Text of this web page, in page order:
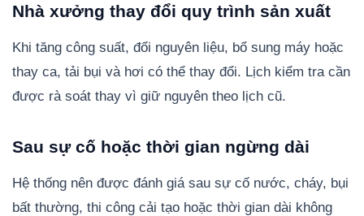
Nhà xưởng thay đổi quy trình sản xuất
Khi tăng công suất, đổi nguyên liệu, bổ sung máy hoặc
thay ca, tải bụi và hơi có thể thay đổi. Lịch kiểm tra cần
được rà soát thay vì giữ nguyên theo lịch cũ.
Sau sự cố hoặc thời gian ngừng dài
Hệ thống nên được đánh giá sau sự cố nước, cháy, bụi
bất thường, thi công cải tạo hoặc thời gian dài không